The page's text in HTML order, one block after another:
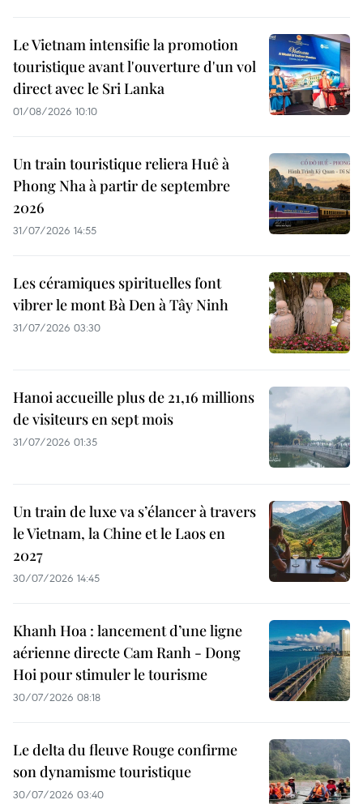
Le Vietnam intensifie la promotion
touristique avant l'ouverture d'un vol
direct avec le Sri Lanka
01/08/2026 10:10
Un train touristique reliera Huê à
Phong Nha à partir de septembre
2026
31/07/2026 14:55
Les céramiques spirituelles font
vibrer le mont Bà Den à Tây Ninh
31/07/2026 03:30
Hanoi accueille plus de 21,16 millions
de visiteurs en sept mois ​
31/07/2026 01:35
Un train de luxe va s’élancer à travers
le Vietnam, la Chine et le Laos en
2027
30/07/2026 14:45
Khanh Hoa : lancement d’une ligne
aérienne directe Cam Ranh - Dong
Hoi pour stimuler le tourisme
30/07/2026 08:18
Le delta du fleuve Rouge confirme
son dynamisme touristique
30/07/2026 03:40